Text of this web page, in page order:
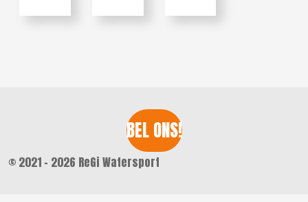
BEL ONS!
© 2021 - 2026 ReGi Watersport